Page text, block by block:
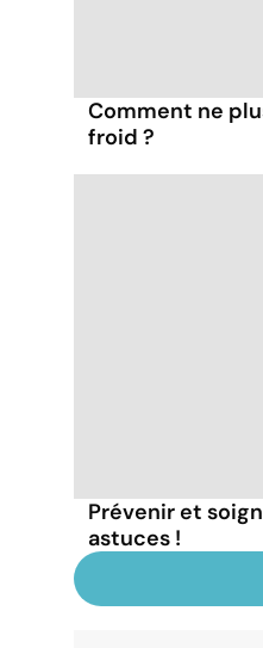
Comment ne
froid ?
Prévenir et
astuces !